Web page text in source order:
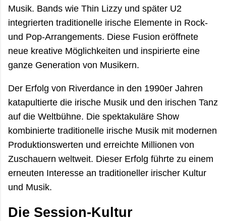
Musik. Bands wie Thin Lizzy und später U2
integrierten traditionelle irische Elemente in Rock-
und Pop-Arrangements. Diese Fusion eröffnete
neue kreative Möglichkeiten und inspirierte eine
ganze Generation von Musikern.
Der Erfolg von Riverdance in den 1990er Jahren
katapultierte die irische Musik und den irischen Tanz
auf die Weltbühne. Die spektakuläre Show
kombinierte traditionelle irische Musik mit modernen
Produktionswerten und erreichte Millionen von
Zuschauern weltweit. Dieser Erfolg führte zu einem
erneuten Interesse an traditioneller irischer Kultur
und Musik.
Die Session-Kultur